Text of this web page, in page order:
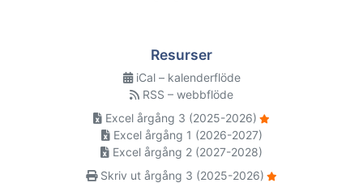
Resurser
iCal – kalenderflöde
RSS – webbflöde
Excel årgång 3 (2025-2026)
Excel årgång 1 (2026-2027)
Excel årgång 2 (2027-2028)
Skriv ut årgång 3 (2025-2026)